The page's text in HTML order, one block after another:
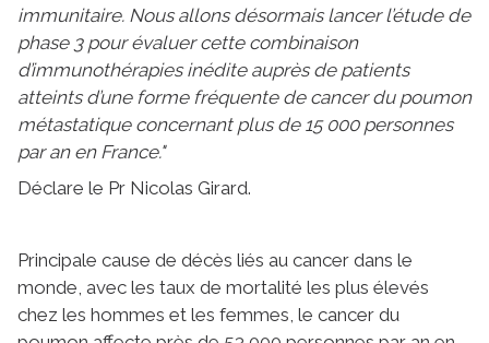
immunitaire. Nous allons désormais lancer l’étude de
phase 3 pour évaluer cette combinaison
d’immunothérapies inédite auprès de patients
atteints d’une forme fréquente de cancer du poumon
métastatique concernant plus de 15 000 personnes
par an en France."
Déclare le Pr Nicolas Girard.
Principale cause de décès liés au cancer dans le
monde, avec les taux de mortalité les plus élevés
chez les hommes et les femmes, le cancer du